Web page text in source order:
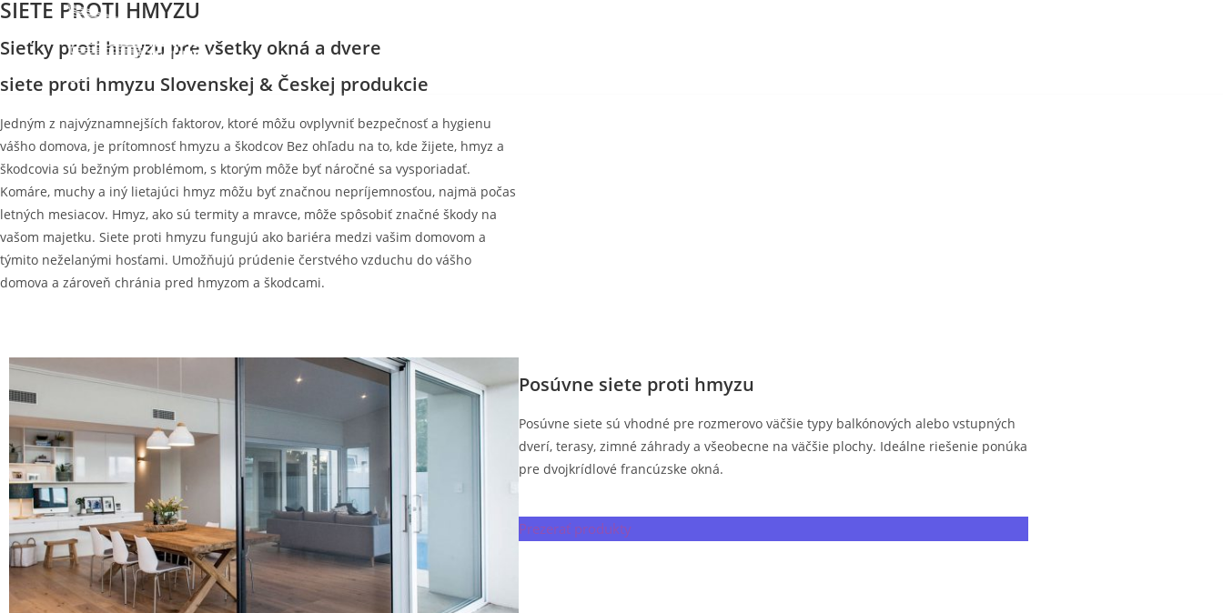
SIETE PROTI HMYZU
Sieťky proti hmyzu pre všetky okná a dvere
siete proti hmyzu Slovenskej & Českej produkcie
Jedným z najvýznamnejších faktorov, ktoré môžu ovplyvniť bezpečnosť a hygienu
vášho domova, je prítomnosť hmyzu a škodcov Bez ohľadu na to, kde žijete, hmyz a
škodcovia sú bežným problémom, s ktorým môže byť náročné sa vysporiadať.
Komáre, muchy a iný lietajúci hmyz môžu byť značnou nepríjemnosťou, najmä počas
letných mesiacov. Hmyz, ako sú termity a mravce, môže spôsobiť značné škody na
vašom majetku. Siete proti hmyzu fungujú ako bariéra medzi vašim domovom a
týmito neželanými hosťami. Umožňujú prúdenie čerstvého vzduchu do vášho
domova a zároveň chránia pred hmyzom a škodcami.
Posúvne siete proti hmyzu
Posúvne siete sú vhodné pre rozmerovo väčšie typy balkónových alebo vstupných
dverí, terasy, zimné záhrady a všeobecne na väčšie plochy. Ideálne riešenie ponúka
pre dvojkrídlové francúzske okná.
Prezerať produkty